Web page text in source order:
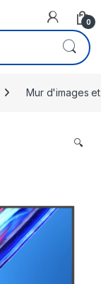
0
Mur d'images
🔍